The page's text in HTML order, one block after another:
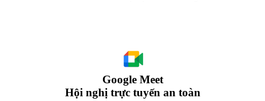
Google Meet
Hội nghị trực tuyến an toàn